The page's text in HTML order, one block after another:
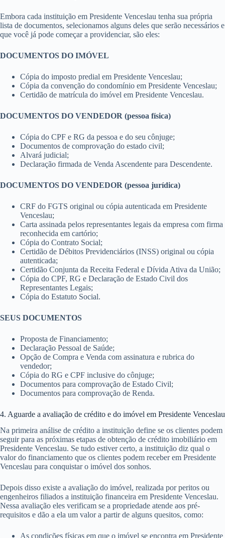
Embora cada instituição em Presidente Venceslau tenha sua própria
lista de documentos, selecionamos alguns deles que serão necessários e
que você já pode começar a providenciar, são eles:
DOCUMENTOS DO IMÓVEL
Cópia do imposto predial em Presidente Venceslau;
Cópia da convenção do condomínio em Presidente Venceslau;
Certidão de matrícula do imóvel em Presidente Venceslau.
DOCUMENTOS DO VENDEDOR (pessoa física)
Cópia do CPF e RG da pessoa e do seu cônjuge;
Documentos de comprovação do estado civil;
Alvará judicial;
Declaração firmada de Venda Ascendente para Descendente.
DOCUMENTOS DO VENDEDOR (pessoa jurídica)
CRF do FGTS original ou cópia autenticada em Presidente
Venceslau;
Carta assinada pelos representantes legais da empresa com firma
reconhecida em cartório;
Cópia do Contrato Social;
Certidão de Débitos Previdenciários (INSS) original ou cópia
autenticada;
Certidão Conjunta da Receita Federal e Dívida Ativa da União;
Cópia do CPF, RG e Declaração de Estado Civil dos
Representantes Legais;
Cópia do Estatuto Social.
SEUS DOCUMENTOS
Proposta de Financiamento;
Declaração Pessoal de Saúde;
Opção de Compra e Venda com assinatura e rubrica do
vendedor;
Cópia do RG e CPF inclusive do cônjuge;
Documentos para comprovação de Estado Civil;
Documentos para comprovação de Renda.
4. Aguarde a avaliação de crédito e do imóvel em Presidente Venceslau
Na primeira análise de crédito a instituição define se os clientes podem
seguir para as próximas etapas de obtenção de crédito imobiliário em
Presidente Venceslau. Se tudo estiver certo, a instituição diz qual o
valor do financiamento que os clientes podem receber em Presidente
Venceslau para conquistar o imóvel dos sonhos.
Depois disso existe a avaliação do imóvel, realizada por peritos ou
engenheiros filiados a instituição financeira em Presidente Venceslau.
Nessa avaliação eles verificam se a propriedade atende aos pré-
requisitos e dão a ela um valor a partir de alguns quesitos, como:
As condições físicas em que o imóvel se encontra em Presidente